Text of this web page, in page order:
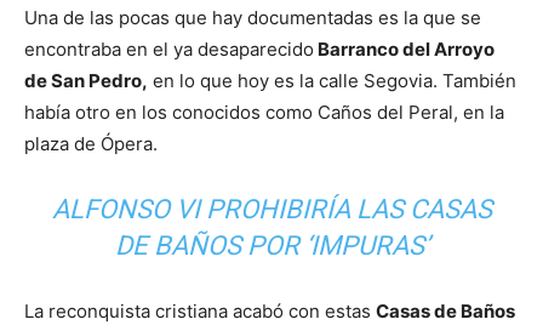
Una de las pocas que hay documentadas es la que se
encontraba en el ya desaparecido Barranco del Arroyo
de San Pedro, en lo que hoy es la calle Segovia. También
había otro en los conocidos como Caños del Peral, en la
plaza de Ópera.
ALFONSO VI PROHIBIRÍA LAS CASAS
DE BAÑOS POR ‘IMPURAS’
La reconquista cristiana acabó con estas Casas de Baños